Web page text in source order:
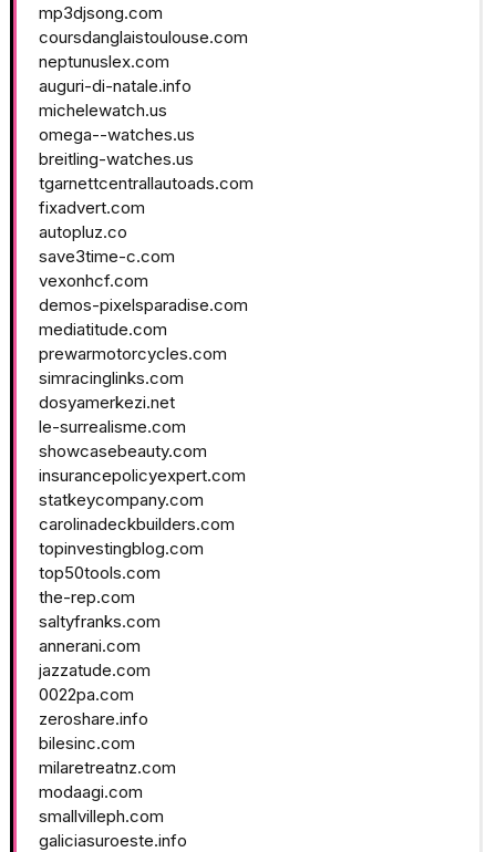
mp3djsong.com
coursdanglaistoulouse.com
neptunuslex.com
auguri-di-natale.info
michelewatch.us
omega--watches.us
breitling-watches.us
tgarnettcentrallautoads.com
fixadvert.com
autopluz.co
save3time-c.com
vexonhcf.com
demos-pixelsparadise.com
mediatitude.com
prewarmotorcycles.com
simracinglinks.com
dosyamerkezi.net
le-surrealisme.com
showcasebeauty.com
insurancepolicyexpert.com
statkeycompany.com
carolinadeckbuilders.com
topinvestingblog.com
top50tools.com
the-rep.com
saltyfranks.com
annerani.com
jazzatude.com
0022pa.com
zeroshare.info
bilesinc.com
milaretreatnz.com
modaagi.com
smallvilleph.com
galiciasuroeste.info